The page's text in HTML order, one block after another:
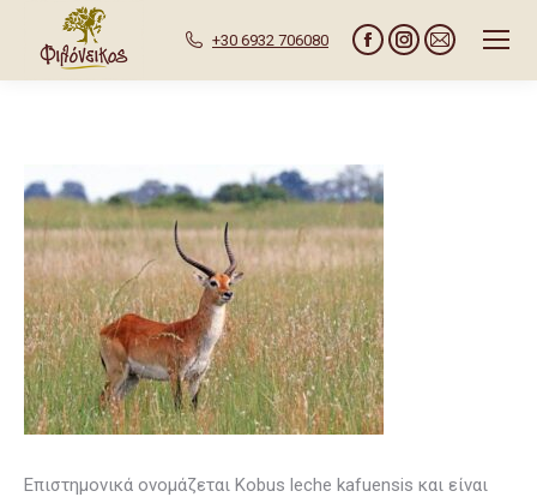
+30 6932 706080
Facebook
page
new
window
Instagram
page
Mail
page
Επιστημονικά ονομάζεται Kobus leche kafuensis και είναι